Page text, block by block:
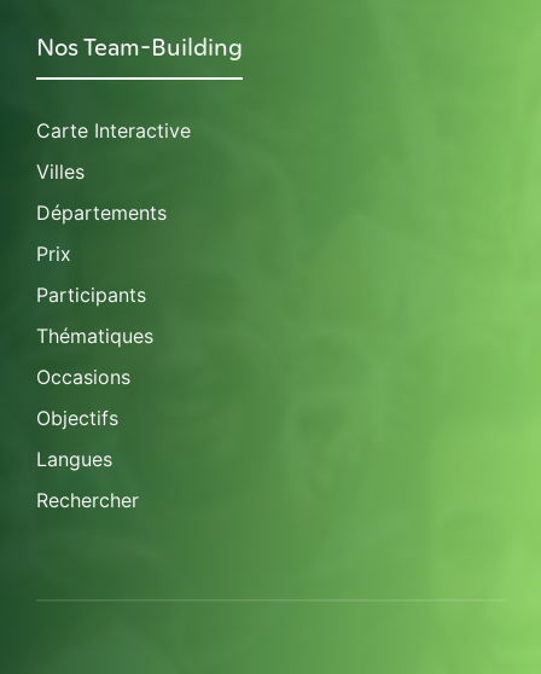
Nos Team-Building
Carte Interactive
Villes
Départements
Prix
Participants
Thématiques
Occasions
Objectifs
Langues
Rechercher